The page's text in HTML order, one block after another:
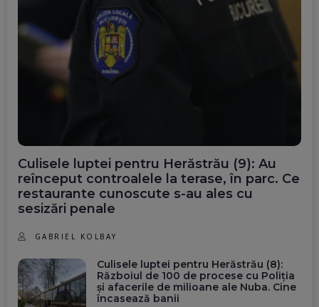
Culisele luptei pentru Herăstrău (9): Au
reînceput controalele la terase, în parc. Ce
restaurante cunoscute s-au ales cu
sesizări penale
GABRIEL KOLBAY
Culisele luptei pentru Herăstrău (8):
Războiul de 100 de procese cu Poliția
și afacerile de milioane ale Nuba. Cine
încasează banii